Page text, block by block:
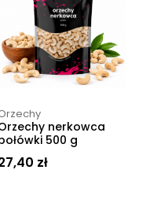
nerkowca
500 g
zł